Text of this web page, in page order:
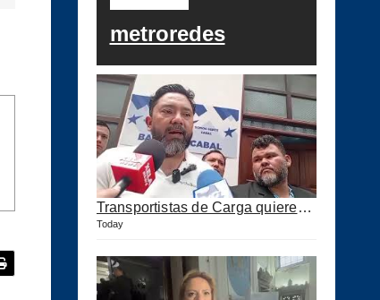
metroredes
Transportistas de Carga quieren Precio Tope a los combustibles
Today